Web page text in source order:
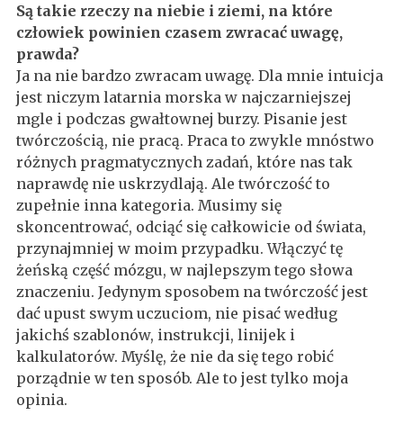
Są takie rzeczy na niebie i ziemi, na które
człowiek powinien czasem zwracać uwagę,
prawda?
Ja na nie bardzo zwracam uwagę. Dla mnie intuicja
jest niczym latarnia morska w najczarniejszej
mgle i podczas gwałtownej burzy. Pisanie jest
twórczością, nie pracą. Praca to zwykle mnóstwo
różnych pragmatycznych zadań, które nas tak
naprawdę nie uskrzydlają. Ale twórczość to
zupełnie inna kategoria. Musimy się
skoncentrować, odciąć się całkowicie od świata,
przynajmniej w moim przypadku. Włączyć tę
żeńską część mózgu, w najlepszym tego słowa
znaczeniu. Jedynym sposobem na twórczość jest
dać upust swym uczuciom, nie pisać według
jakichś szablonów, instrukcji, linijek i
kalkulatorów. Myślę, że nie da się tego robić
porządnie w ten sposób. Ale to jest tylko moja
opinia.